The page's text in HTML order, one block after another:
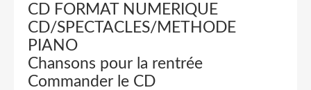
CD FORMAT NUMERIQUE
CD/SPECTACLES/METHODE
PIANO
Chansons pour la rentrée
Commander le CD